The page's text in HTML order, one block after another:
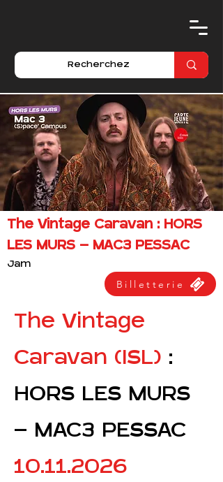
The Vintage Caravan : HORS
LES MURS - MAC3 PESSAC
Jam
Billetterie
The Vintage
Caravan (ISL) :
HORS LES MURS
- MAC3 PESSAC
10.11.2026